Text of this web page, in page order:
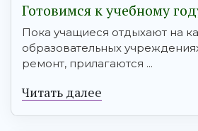
Готовимся к учебному
Пока учащиеся отдыхают на
образовательных
ремонт, прилагаются ...
Читать далее